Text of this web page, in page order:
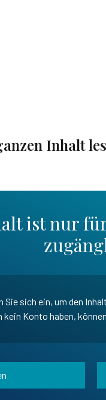
Inhalt
ist nur
Sie sich ein, um den
kein Konto haben,